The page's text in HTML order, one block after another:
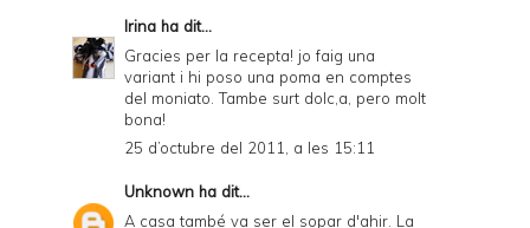
Irina ha dit...
Gracies per la recepta! jo faig una
variant i hi poso una poma en comptes
del moniato. Tambe surt dolc,a, pero molt
bona!
25 d’octubre del 2011, a les 15:11
Unknown ha dit...
A casa també va ser el sopar d'ahir. La